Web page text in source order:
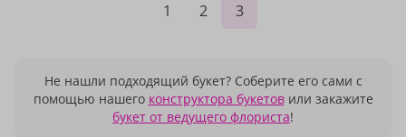
1 2 3
Не нашли подходящий букет? Соберите его сами с
помощью нашего конструктора букетовили закажите
букет от ведущего флориста!